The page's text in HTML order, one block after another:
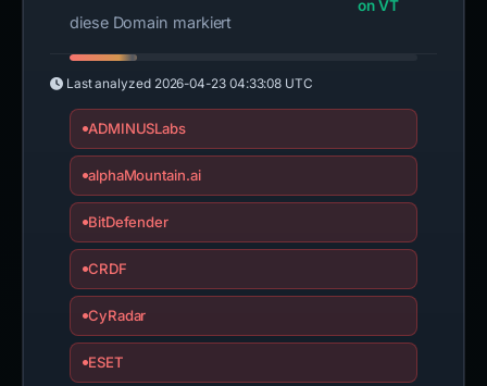
diese Domain markiert
on VT
Last analyzed 2026-04-23 04:33:08 UTC
ADMINUSLabs
alphaMountain.ai
BitDefender
CRDF
CyRadar
ESET